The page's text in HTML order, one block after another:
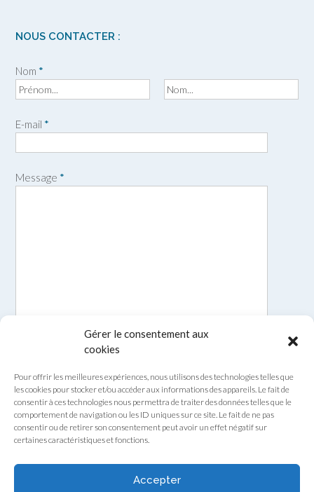
Gérer le consentement aux
cookies
Pour offrir les meilleures expériences, nous utilisons des technologies telles que
les cookies pour stocker et/ou accéder aux informations des appareils. Le fait de
consentir à ces technologies nous permettra de traiter des données telles que le
comportement de navigation ou les ID uniques sur ce site. Le fait de ne pas
consentir ou de retirer son consentement peut avoir un effet négatif sur
certaines caractéristiques et fonctions.
Accepter
NOUS CONTACTER :
Nom *
é
E-mail *
Message *